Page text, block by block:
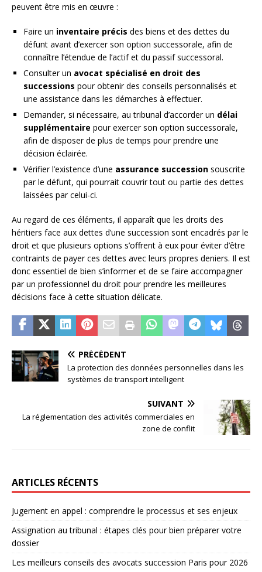
peuvent être mis en œuvre :
Faire un inventaire précis des biens et des dettes du
défunt avant d’exercer son option successorale, afin de
connaître l’étendue de l’actif et du passif successoral.
Consulter un avocat spécialisé en droit des
successions pour obtenir des conseils personnalisés et
une assistance dans les démarches à effectuer.
Demander, si nécessaire, au tribunal d’accorder un délai
supplémentaire pour exercer son option successorale,
afin de disposer de plus de temps pour prendre une
décision éclairée.
Vérifier l’existence d’une assurance succession souscrite
par le défunt, qui pourrait couvrir tout ou partie des dettes
laissées par celui-ci.
Au regard de ces éléments, il apparaît que les droits des
héritiers face aux dettes d’une succession sont encadrés par le
droit et que plusieurs options s’offrent à eux pour éviter d’être
contraints de payer ces dettes avec leurs propres deniers. Il est
donc essentiel de bien s’informer et de se faire accompagner
par un professionnel du droit pour prendre les meilleures
décisions face à cette situation délicate.
PRÉCÉDENT
La protection des données personnelles dans les
systèmes de transport intelligent
SUIVANT
La réglementation des activités commerciales en
zone de conflit
ARTICLES RÉCENTS
Jugement en appel : comprendre le processus et ses enjeux
Assignation au tribunal : étapes clés pour bien préparer votre
dossier
Les meilleurs conseils des avocats succession Paris pour 2026